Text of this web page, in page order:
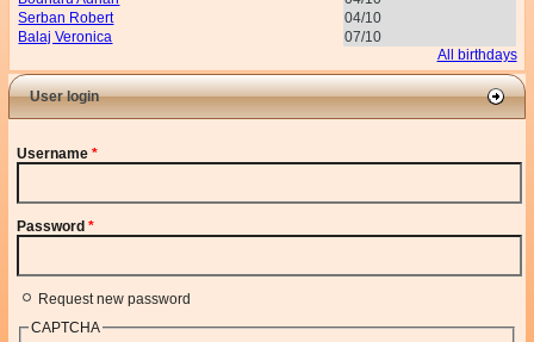
Serban Robert
04/10
Balaj Veronica
07/10
All birthdays
User login
Username*
Password*
Request new password
CAPTCHA